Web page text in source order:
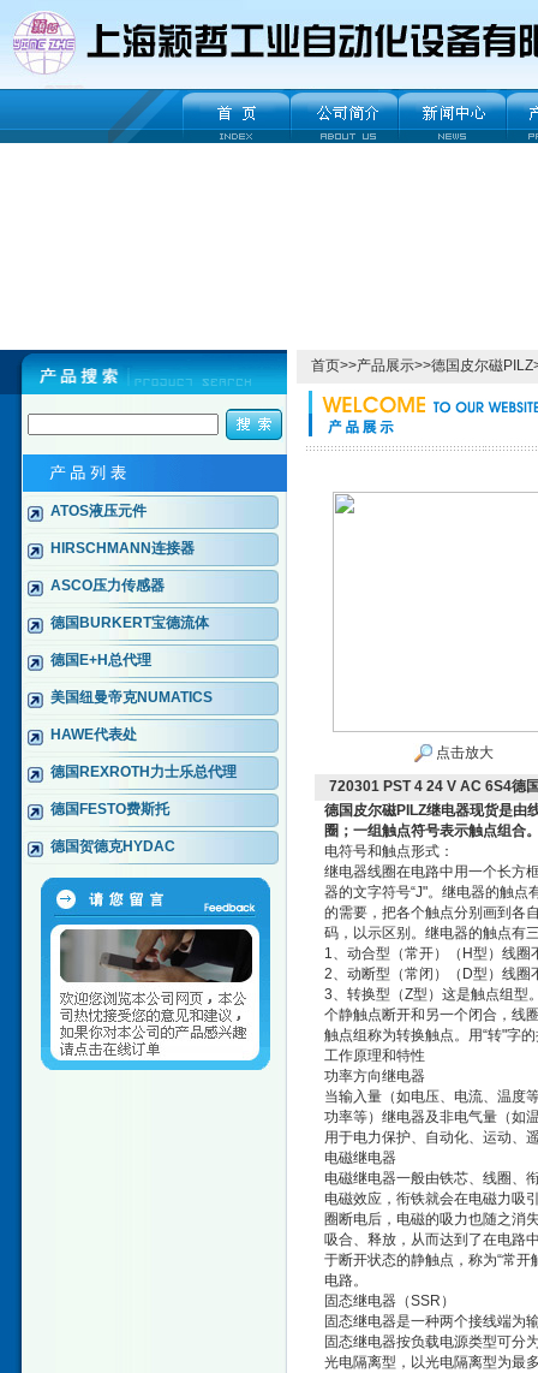
ATOS液压元件
HIRSCHMANN连接器
ASCO压力传感器
德国BURKERT宝德流体
德国E+H总代理
美国纽曼帝克NUMATICS
HAWE代表处
德国REXROTH力士乐总代理
德国FESTO费斯托
德国贺德克HYDAC
首页>>产品展示>>德国皮尔磁PILZ
点击放大
720301 PST 4 24 V AC 6S4德
德国皮尔磁PILZ继电器现货是由
圈；一组触点符号表示触点组合
电符号和触点形式：
继电器线圈在电路中用一个长方
器的文字符号“J"。继电器的触
的需要，把各个触点分别画到各
码，以示区别。继电器的触点有
1、动合型（常开）（H型）线圈
2、动断型（常闭）（D型）线圈
3、转换型（Z型）这是触点组型
个静触点断开和另一个闭合，线
触点组称为转换触点。用“转"字
工作原理和特性
功率方向继电器
当输入量（如电压、电流、温度
功率等）继电器及非电气量（如
用于电力保护、自动化、运动、
电磁继电器
电磁继电器一般由铁芯、线圈、
电磁效应，衔铁就会在电磁力吸
圈断电后，电磁的吸力也随之消
吸合、释放，从而达到了在电路
于断开状态的静触点，称为“常
电路。
固态继电器（SSR）
固态继电器是一种两个接线端为
固态继电器按负载电源类型可分
光电隔离型，以光电隔离型为最